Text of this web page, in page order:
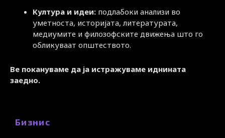
Култура и идеи: подлабоки анализи во
уметноста, историјата, литературата,
медиумите и филозофските движења што го
обликуваат општеството.
Ве покануваме да ја истражуваме иднината
заедно.
Бизнис